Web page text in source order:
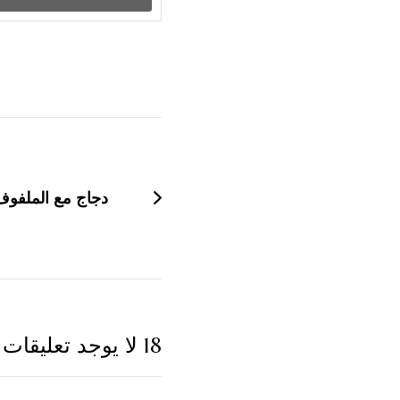
التدوينات
دجاج مع
18 لا يوجد تعليقات